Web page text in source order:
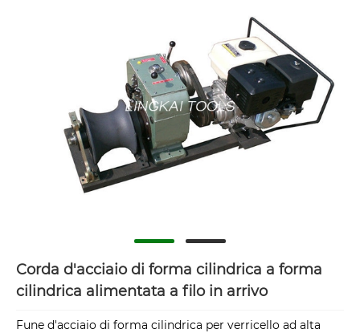
Corda d'acciaio di forma cilindrica a forma
cilindrica alimentata a filo in arrivo
Fune d'acciaio di forma cilindrica per verricello ad alta